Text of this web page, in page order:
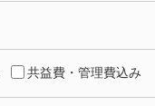
共益費・管理費込み